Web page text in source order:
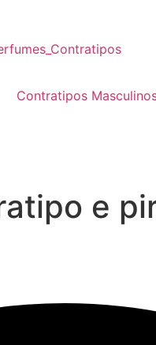
Contratipos
e